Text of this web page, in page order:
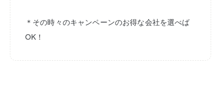
＊その時々のキャンペーンのお得な会社を選べば
OK！